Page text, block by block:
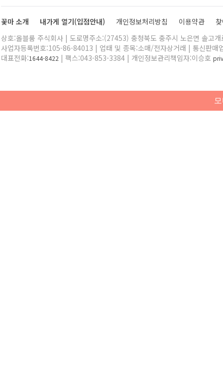
꽃마 소개 내가게 열기(입점안내) 개인정보처리방침 이용약관
상호:올블룸 주식회사 | 도로명주소:(27453) 충청북도 충주시 노은면 솔고
사업자등록번호:105-86-84013 | 업태 및 종목:소매/전자상거래 | 통신판매
대표전화:1644-8422 | 팩스:043-853-3384 | 개인정보관리책임자:이승호